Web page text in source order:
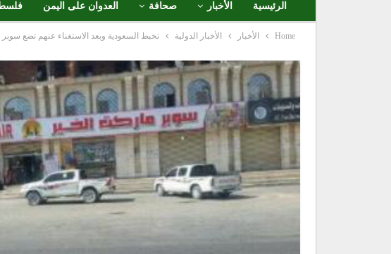
الرئيسية الأخبار صحافة العدوان على اليمن
Home الأخبار الأخبار الدولية تخبط السعودية وبعد الاستغناء عنهم تضع سوبر